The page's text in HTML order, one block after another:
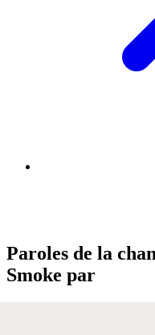
Paroles de la
Smoke par